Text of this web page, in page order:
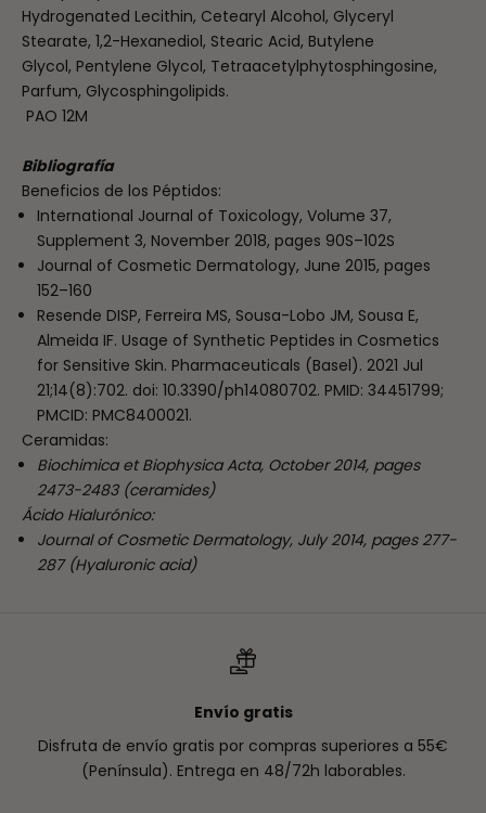
Hydrogenated Lecithin, Cetearyl Alcohol, Glyceryl
Stearate, 1,2-Hexanediol, Stearic Acid, Butylene
Glycol, Pentylene Glycol, Tetraacetylphytosphingosine,
Parfum, Glycosphingolipids.
PAO 12M
Bibliografía
Beneficios de los Péptidos:
International Journal of Toxicology, Volume 37,
Supplement 3, November 2018, pages 90S–102S
Journal of Cosmetic Dermatology, June 2015, pages
152–160
Resende DISP, Ferreira MS, Sousa-Lobo JM, Sousa E,
Almeida IF. Usage of Synthetic Peptides in Cosmetics
for Sensitive Skin. Pharmaceuticals (Basel). 2021 Jul
21;14(8):702. doi: 10.3390/ph14080702. PMID: 34451799;
PMCID: PMC8400021.
Ceramidas:
Biochimica et Biophysica Acta, October 2014, pages
2473-2483 (ceramides)
Ácido Hialurónico:
Journal of Cosmetic Dermatology, July 2014, pages 277-
287 (Hyaluronic acid)
Envío gratis
Disfruta de envío gratis por compras superiores a 55€
(Península). Entrega en 48/72h laborables.